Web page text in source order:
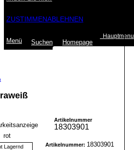
ZUSTIMMENABLEHNEN
Menü Suchen Homepage
Hauptmenu
Lagernd
Artikelnummer
18303901
Artikelnummer: 18303901